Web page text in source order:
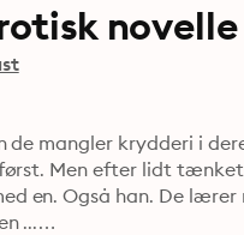
novelle
de mangler krydderi i
Men efter lidt
en. Også han. De
...